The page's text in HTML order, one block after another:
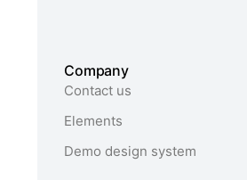
Company
Contact us
Elements
Demo design system